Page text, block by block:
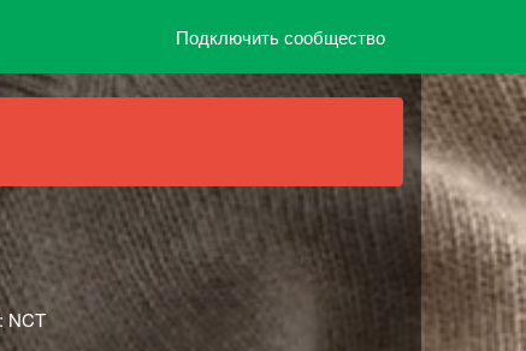
Подключить сообщество
NCT